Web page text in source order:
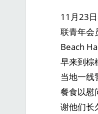
11月23
联青年会
Beach
早来到棕
当地一线
餐食以慰
谢他们长